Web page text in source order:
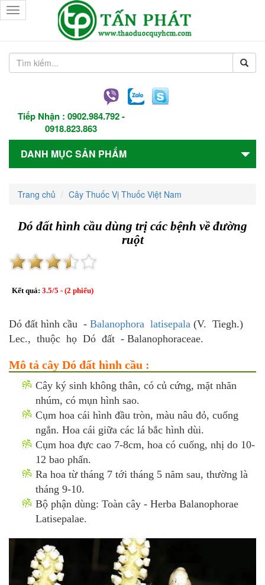
Tiếp Nhận : 0902.984.792-
0918.823.863
Toggle
navigation
DANH MỤC SẢN PHẨM
Trang chủ Cây Thuốc Vị Thuốc Việt Nam
Dó đất hình cầu dùng trị các bệnh về đường
ruột
Kết quả: 3.5/5 - (2 phiếu)
Dó đất hình cầu - Balanophora latisepala (V. Tiegh.)
Lec., thuộc họ Dó đất - Balanophoraceae.
Mô tả cây Dó đất hình cầu :
Cây ký sinh không thân, có củ cứng, mặt nhăn
nhúm, có mụn hình sao.
Cụm hoa cái hình đầu tròn, màu nâu đỏ, cuống
ngắn. Hoa cái giữa các lá bắc hình dùi.
Cụm hoa đực cao 7-8cm, hoa có cuống, nhị do 10-
12 bao phấn.
Ra hoa từ tháng 7 tới tháng 5 năm sau, thường là
tháng 9-10.
Bộ phận dùng: Toàn cây - Herba Balanophorae
Latisepalae.